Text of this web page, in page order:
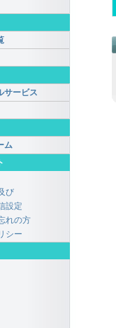
サービス
ム
び
設定
れの方
シー